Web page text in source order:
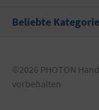
Beliebte
©2026 PHOTON
vorbehalten